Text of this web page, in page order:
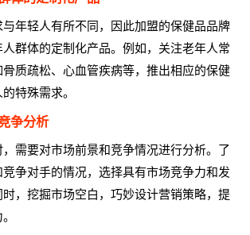
年轻人有所不同，因此加盟的保健品品牌
群体的定制化产品。例如，关注老年人常
骨质疏松、心血管疾病等，推出相应的保健
特殊需求。
争分析
需要对市场前景和竞争情况进行分析。了
争对手的情况，选择具有市场竞争力和发
，挖掘市场空白，巧妙设计营销策略，提